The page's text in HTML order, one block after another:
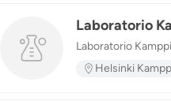
Laboratorio
Laboratorio Kamppi
Helsinki